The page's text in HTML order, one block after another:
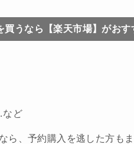
買うなら【楽天市場】がおす
ど
ら、予約購入を逃した方も